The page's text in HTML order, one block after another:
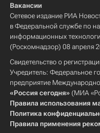
Вакансии
Сетевое издание РИА
в Федеральной службе по
информационных
(Роскомнадзор) 08 апреля
Свидетельство о
Учредитель: Федеральное
предприятие
«Россия сегодня» (МИА
Правила использования
Политика
Правила применения